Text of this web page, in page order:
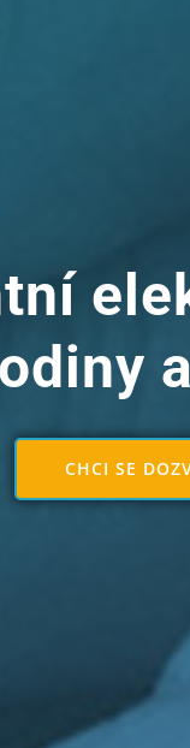
CHCI SE